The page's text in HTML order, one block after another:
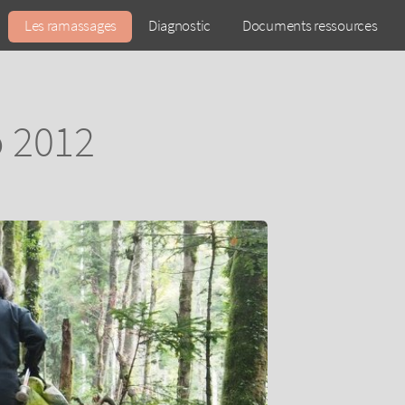
Les ramassages Diagnostic Documents ressources